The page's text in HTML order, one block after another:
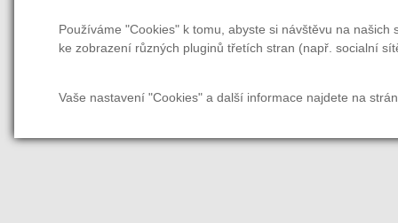
Používáme "Cookies" k tomu, abyste si návštěvu na
ke zobrazení různých pluginů třetích stran (např. socialní
Vaše nastavení "Cookies" a další informace najdete na